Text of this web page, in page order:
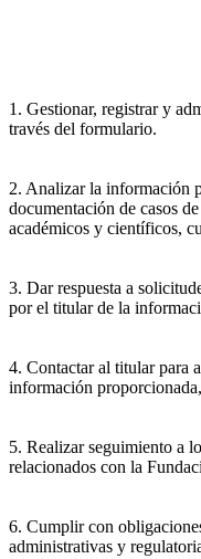
1. Gestionar, registrar y
través del formulario.
2. Analizar la información
documentación de casos
académicos y científicos,
3. Dar respuesta a
por el titular de la
4. Contactar al titular para
información
5. Realizar seguimiento a
relacionados con la
6. Cumplir con
administrativas y